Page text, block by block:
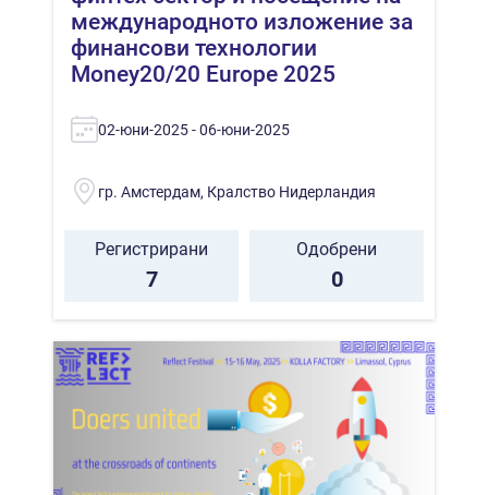
международното изложение за
финансови технологии
Money20/20 Europe 2025
02-юни-2025 - 06-юни-2025
гр. Амстердам, Кралство Нидерландия
Регистрирани
7
Одобрени
0